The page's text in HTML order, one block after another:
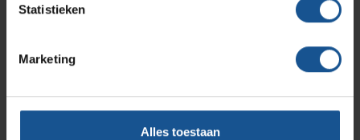
Statistieken
Marketing
Alles toestaan
845
Kunststof
Metro